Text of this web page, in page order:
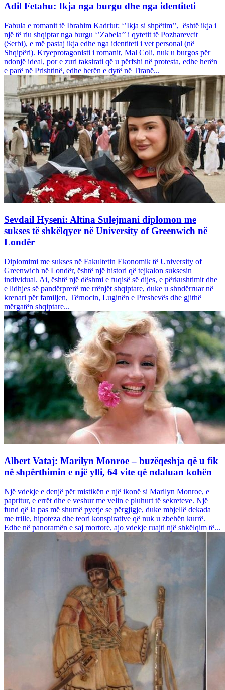
Adil Fetahu: Ikja nga burgu dhe nga identiteti
Fabula e romanit të Ibrahim Kadriut: ‘’Ikja si shpëtim’’, është ikja i
një të riu shqiptar nga burgu ‘’Zabela’’ i qytetit të Pozharevcit
(Serbi), e më pastaj ikja edhe nga identiteti i vet personal (në
Shqipëri). Kryeprotagonisti i romanit, Mal Coli, nuk u burgos për
ndonjë ideal, por e zuri taksirati që u përfshi në protesta, edhe herën
e parë në Prishtinë, edhe herën e dytë në Tiranë...
Sevdail Hyseni: Altina Sulejmani diplomon me
sukses të shkëlqyer në University of Greenwich në
Londër
Diplomimi me sukses në Fakultetin Ekonomik të University of
Greenwich në Londër, është një histori që tejkalon suksesin
individual. Ai, është një dëshmi e fuqisë së dijes, e përkushtimit dhe
e lidhjes së pandërprerë me rrënjët shqiptare, duke u shndërruar në
krenari për familjen, Tërnocin, Luginën e Preshevës dhe gjithë
mërgatën shqiptare...
Albert Vataj: Marilyn Monroe – buzëqeshja që u fik
në shpërthimin e një ylli, 64 vite që ndaluan kohën
Një vdekje e denjë për mistikën e një ikonë si Marilyn Monroe, e
papritur, e errët dhe e veshur me velin e pluhurt të sekreteve. Një
fund që la pas më shumë pyetje se përgjigje, duke mbjellë dekada
me trille, hipoteza dhe teori konspirative që nuk u zbehën kurrë.
Edhe në panoramën e saj mortore, ajo vdekje ruajti një shkëlqim të...